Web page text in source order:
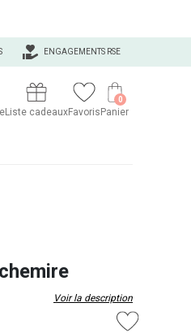
ENGAGEMENTS RSE
Liste cadeauxFavoris Panier
0
Voir la description